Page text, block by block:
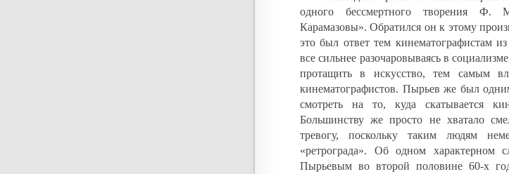
одного бессмертного творения Ф.
Карамазовы». Обратился он к этому
это был ответ тем кинематографистам
все сильнее разочаровываясь в
протащить в искусство, тем самым
кинематографистов. Пырьев же был
смотреть на то, куда скатывается
Большинству же просто не хватало
тревогу, поскольку таким людям
«ретрограда». Об одном характерном
Пырьевым во второй половине 60-х